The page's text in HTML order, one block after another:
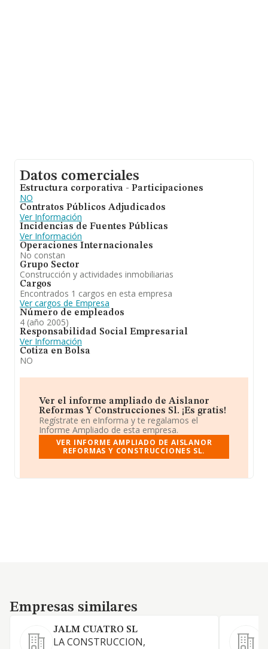
Datos comerciales
Estructura corporativa - Participaciones
NO
Contratos Públicos Adjudicados
Ver Información
Incidencias de Fuentes Públicas
Ver Información
Operaciones Internacionales
No constan
Grupo Sector
Construcción y actividades inmobiliarias
Cargos
Encontrados 1 cargos en esta empresa
Ver cargos de Empresa
Número de empleados
4 (año 2005)
Responsabilidad Social Empresarial
Ver Información
Cotiza en Bolsa
NO
Ver el informe ampliado de Aislanor
Reformas Y Construcciones Sl. ¡Es gratis!
Regístrate en eInforma y te regalamos el
Informe Ampliado de esta empresa.
VER INFORME AMPLIADO DE AISLANOR
REFORMAS Y CONSTRUCCIONES SL.
Empresas similares
Empresas similares
JALM CUATRO SL
LA CONSTRUCCION,